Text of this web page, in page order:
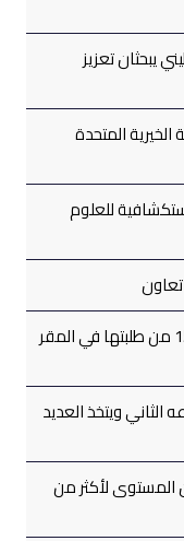
يبحثان تعزيز
المتحدة
للعلوم
جامعة خضوري تحتفل بتخريج 1500 من طلبتها في المقر
ويتخذ العديد
لأكثر من